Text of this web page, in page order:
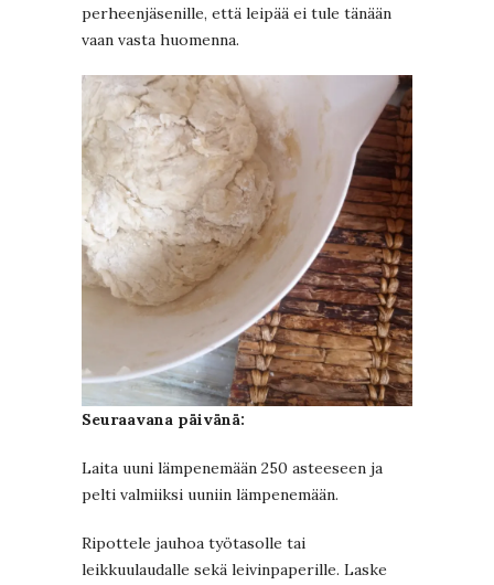
perheenjäsenille, että leipää ei tule tänään
vaan vasta huomenna.
Seuraavana päivänä:
Laita uuni lämpenemään 250 asteeseen ja
pelti valmiiksi uuniin lämpenemään.
Ripottele jauhoa työtasolle tai
leikkuulaudalle sekä leivinpaperille. Laske